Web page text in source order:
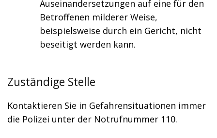
Auseinandersetzungen auf eine für den
Betroffenen milderer Weise,
beispielsweise durch ein Gericht, nicht
beseitigt werden kann.
Zuständige Stelle
Kontaktieren Sie in Gefahrensituationen immer
die Polizei unter der Notrufnummer 110.